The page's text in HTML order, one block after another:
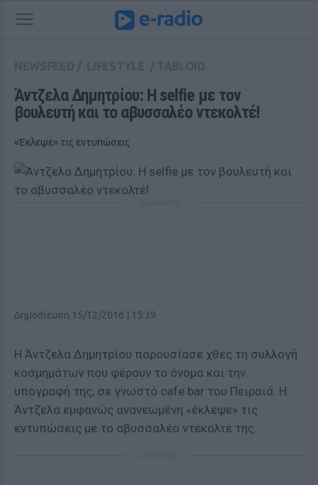
Άντζελα Δημητρίου: Η selfie με τον
βουλευτή και το αβυσσαλέο ντεκολτέ!
«Έκλεψε» τις εντυπώσεις
Δημοσίευση 15/12/2016 | 15:39
Η Άντζελα Δημητρίου παρουσίασε χθες τη συλλογή
κοσμημάτων που φέρουν το όνομα και την
υπογραφή της, σε γνωστό cafe bar του Πειραιά. H
Άντζελα εμφανώς ανανεωμένη «έκλεψε» τις
εντυπώσεις με το αβυσσαλέο ντεκολτέ της.